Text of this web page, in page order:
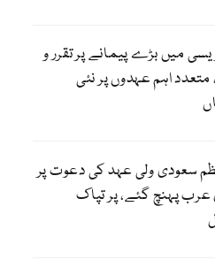
میں بڑے پیمانے پر تقرر و
متعدد اہم عہدوں پر نئی
سعودی ولی عہد کی دعوت پر
پہنچ گئے، پر تپاک